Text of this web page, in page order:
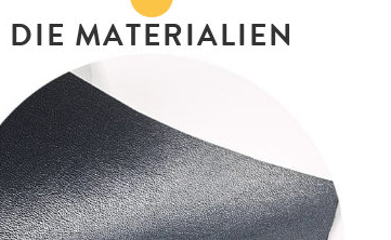
DIE MATERIALIEN